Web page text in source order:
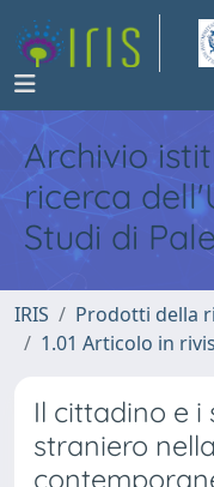
Archivio
ricerca
Studi di
IRIS Prodotti della
1.01 Articolo in
Il cittadino e i
straniero